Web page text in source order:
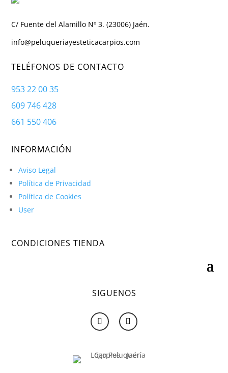
C/ Fuente del Alamillo Nº 3. (23006) Jaén.
info@peluqueriayesteticacarpios.com
TELÉFONOS DE CONTACTO
953 22 00 35
609 746 428
661 550 406
INFORMACIÓN
Aviso Legal
Política de Privacidad
Política de Cookies
User
CONDICIONES TIENDA
SIGUENOS